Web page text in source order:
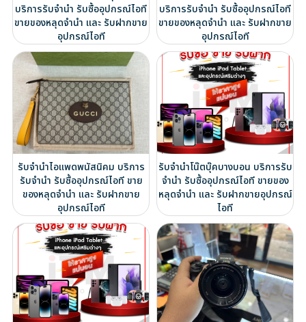
บริการรับจำนำ รับซื้ออุปกรณ์ไอที
ขายของหลุดจำนำ และ รับฝากขาย
อุปกรณ์ไอที
บริการรับจำนำ รับซื้ออุปกรณ์ไอที
ขายของหลุดจำนำ และ รับฝากขาย
อุปกรณ์ไอที
รับจำนำไอแพดพนัสนิคม บริการ
รับจำนำ รับซื้ออุปกรณ์ไอที ขาย
ของหลุดจำนำ และ รับฝากขาย
อุปกรณ์ไอที
รับจำนำโน๊ตบุ๊คบางบอน บริการรับ
จำนำ รับซื้ออุปกรณ์ไอที ขายของ
หลุดจำนำ และ รับฝากขายอุปกรณ์
ไอที